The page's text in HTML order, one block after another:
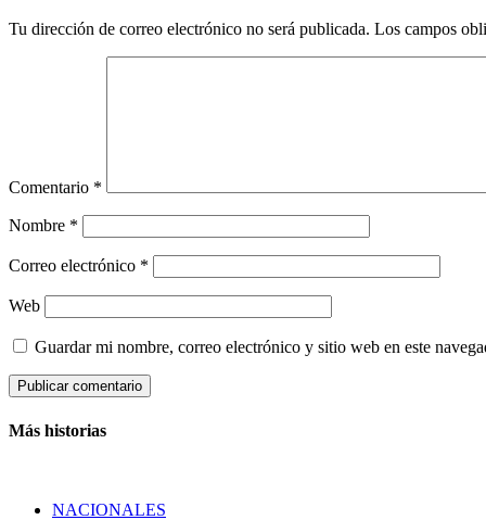
Tu dirección de correo electrónico no será publicada. Los campos
Comentario *
Nombre *
Correo electrónico *
Web
Guardar mi nombre, correo electrónico y sitio web en este
Más historias
NACIONALES